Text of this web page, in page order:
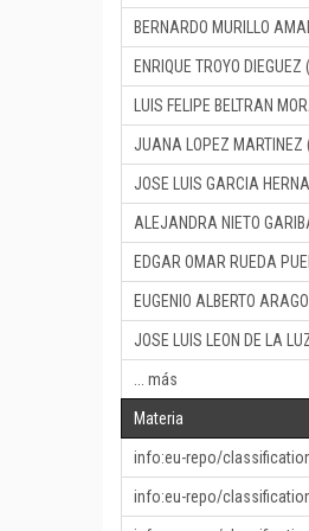
BERNARDO MURILLO
ENRIQUE TROYO DIEGUEZ
LUIS FELIPE BELTRAN
JUANA LOPEZ MARTINEZ
JOSE LUIS GARCIA
ALEJANDRA NIETO
EDGAR OMAR RUEDA
EUGENIO ALBERTO
JOSE LUIS LEON DE LA
... más
Materia
info:eu-repo/
info:eu-repo/